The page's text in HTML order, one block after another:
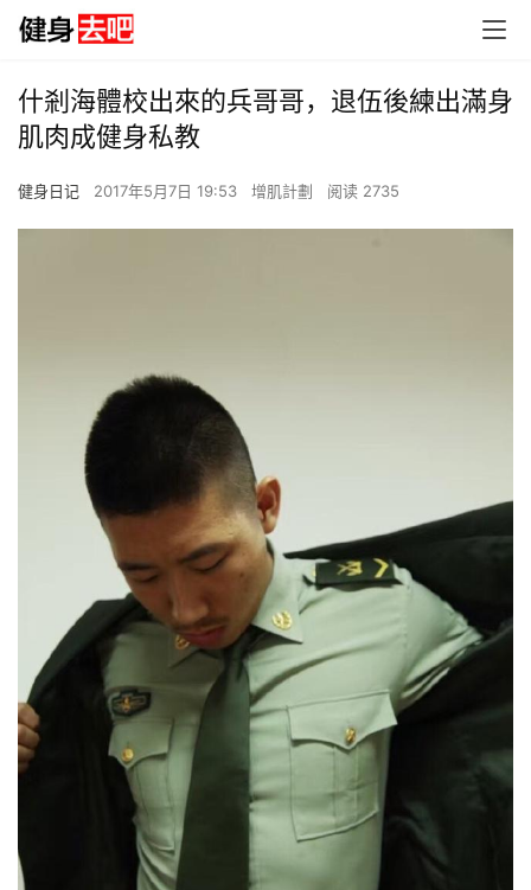
什剎海體校出來的兵哥哥，退伍後練出滿身
肌肉成健身私教
健身日记 2017年5月7日 19:53 增肌計劃 阅读 2735